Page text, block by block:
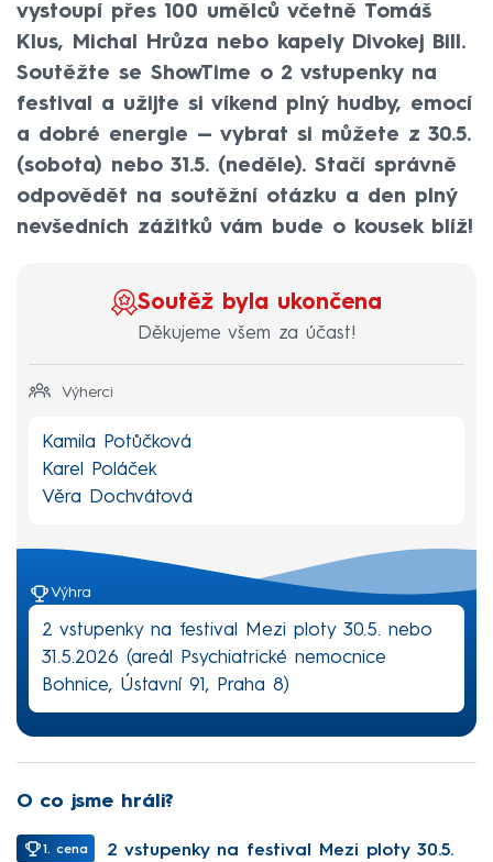
vystoupí přes 100 umělců včetně Tomáš
Klus, Michal Hrůza nebo kapely Divokej Bill.
Soutěžte se ShowTime o 2 vstupenky na
festival a užijte si víkend plný hudby, emocí
a dobré energie — vybrat si můžete z 30.5.
(sobota) nebo 31.5. (neděle). Stačí správně
odpovědět na soutěžní otázku a den plný
nevšedních zážitků vám bude o kousek blíž!
Soutěž byla ukončena
Děkujeme všem za účast!
Výherci
Kamila Potůčková
Karel Poláček
Věra Dochvátová
Výhra
2 vstupenky na festival Mezi ploty 30.5. nebo
31.5.2026 (areál Psychiatrické nemocnice
Bohnice, Ústavní 91, Praha 8)
O co jsme hráli?
1. cena
2 vstupenky na festival Mezi ploty 30.5.